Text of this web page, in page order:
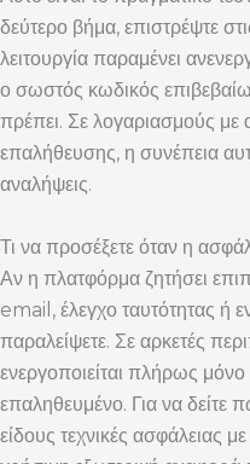
δεύτερο βήμα, επιστρέψτε
λειτουργία παραμένει
ο σωστός κωδικός
πρέπει. Σε λογαριασμούς με
επαλήθευσης, η συνέπεια
αναλήψεις.
Τι να προσέξετε όταν η
Αν η πλατφόρμα ζητήσει
email, έλεγχο ταυτότητας ή
παραλείψετε. Σε αρκετές
ενεργοποιείται πλήρως
επαληθευμένο. Για να δείτε
είδους τεχνικές ασφάλειας